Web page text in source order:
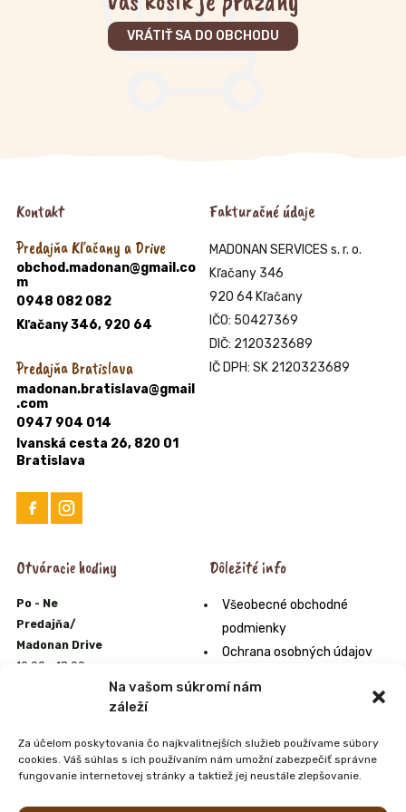
Na vašom súkromí nám
záleží
Za účelom poskytovania čo najkvalitnejších služieb používame súbory
cookies. Váš súhlas s ich používaním nám umožní zabezpečiť správne
fungovanie internetovej stránky a taktiež jej neustále zlepšovanie.
VRÁTIŤ SA DO OBCHODU
Kontakt
Predajňa Kľačany a Drive
obchod.madonan@gmail.co
m
0948 082 082
Kľačany 346, 920 64
Predajňa Bratislava
madonan.bratislava@gmail
.com
0947 904 014
Ivanská cesta 26, 820 01
Bratislava
Fakturačné údaje
MADONAN SERVICES s. r. o.
Kľačany 346
920 64 Kľačany
IČO: 50427369
DIČ: 2120323689
IČ DPH: SK 2120323689
Otváracie hodiny
Po - Ne
Predajňa/
Madonan Drive
10:00 - 18:00
10:00 - 20:00
Farmpark
Dôležité info
Všeobecné obchodné
podmienky
Ochrana osobných údajov
Orgán alternatívneho
riešenia sporov